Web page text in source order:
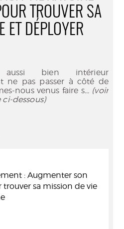
TROUVER SA
ET DÉPLOYER
bien intérieur
ne pas passer à côté de
nous venus faire s... (voir
dessous)
: Augmenter son
sa mission de vie